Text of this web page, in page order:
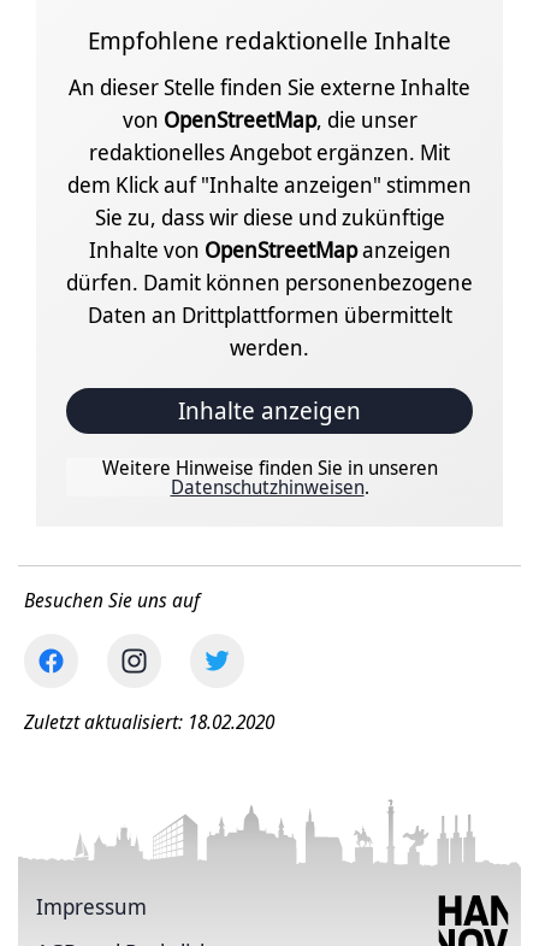
Empfohlene redaktionelle Inhalte
An dieser Stelle finden Sie externe Inhalte
von OpenStreetMap, die unser
redaktionelles Angebot ergänzen. Mit
dem Klick auf "Inhalte anzeigen" stimmen
Sie zu, dass wir diese und zukünftige
Inhalte von OpenStreetMapanzeigen
dürfen. Damit können personenbezogene
Daten an Drittplattformen übermittelt
werden.
Inhalte anzeigen
Weitere Hinweise finden Sie in unseren
Datenschutzhinweisen.
Besuchen Sie uns auf
Zuletzt aktualisiert: 18.02.2020
Impressum